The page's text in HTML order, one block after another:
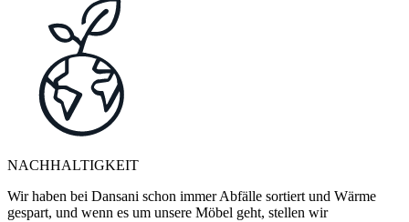
NACHHALTIGKEIT
Wir haben bei Dansani schon immer Abfälle sortiert und Wärme
gespart, und wenn es um unsere Möbel geht, stellen wir